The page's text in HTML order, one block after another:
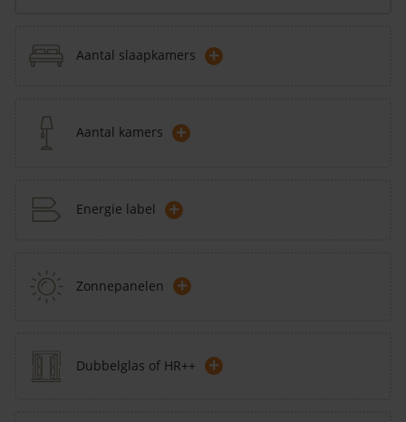
Aantal slaapkamers +
Aantal kamers +
Energie label +
Zonnepanelen +
Dubbelglas of HR++ +